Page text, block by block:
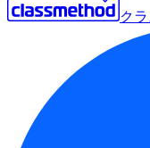
ク